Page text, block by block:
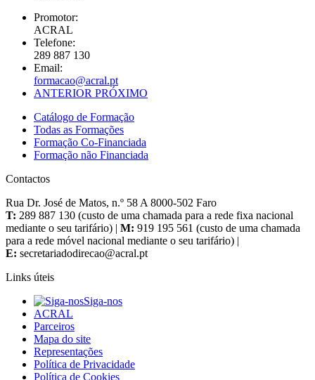
Promotor:
ACRAL
Telefone:
289 887 130
Email:
ANTERIOR PRÓXIMO
Catálogo de Formação
Todas as Formações
Formação Co-Financiada
Formação não Financiada
Contactos
Rua Dr. José de Matos, n.º 58 A 8000-502 Faro
T: 289 887 130 (custo de uma chamada para a rede fixa nacional
mediante o seu tarifário) | M: 919 195 561 (custo de uma chamada
para a rede móvel nacional mediante o seu tarifário) |
E:
Links úteis
Siga-nos
ACRAL
Parceiros
Mapa do site
Representações
Política de Privacidade
Política de Cookies